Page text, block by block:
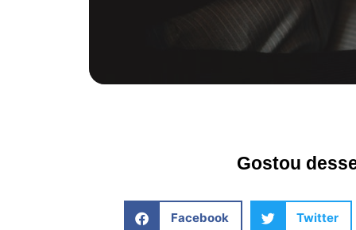
Gostou
Facebook Twitter